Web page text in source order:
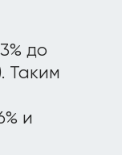
до
Таким
и